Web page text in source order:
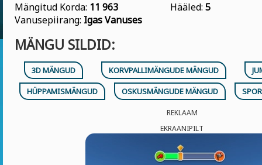
Mängitud Korda: 11 963 Hääled: 5
Vanusepiirang: Igas Vanuses
MÄNGU SILDID:
3D MÄNGUD KORVPALLIMÄNGUDE MÄNGUD
HÜPPAMISMÄNGUD
OSKUSMÄNGUDE MÄNGUD
REKLAAM
EKRAANIPILT